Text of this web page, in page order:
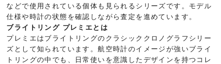
などで使用されている個体も見られるシリーズです。モデル
仕様や時計の状態を確認しながら査定を進めています。
ブライトリング プレミエとは
プレミエはブライトリングのクラシッククロノグラフシリー
ズとして知られています。航空時計のイメージが強いブライ
トリングの中でも、日常使いを意識したデザインを持つコレ